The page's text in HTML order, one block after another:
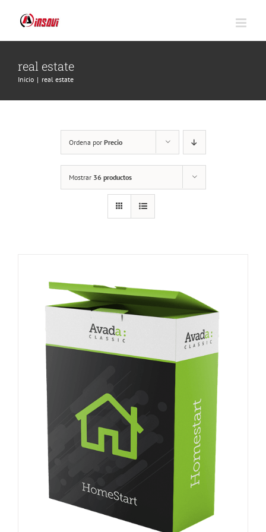
contenido
real estate
Inicio | real estate
Ordena por Precio
Mostrar 36 productos